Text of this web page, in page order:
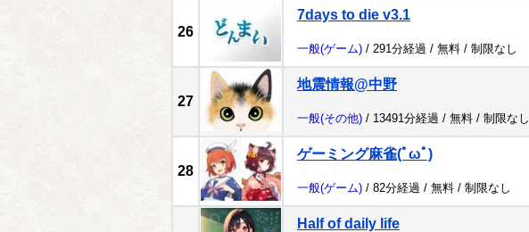
26
7days to die v3.1
一般(ゲーム) / 291分経過 / 無料 / 制限なし
27
地震情報@中野
一般(その他) / 13491分経過 / 無料 / 制限なし
28
ゲーミング麻雀(ﾟωﾟ)
一般(ゲーム) / 82分経過 / 無料 / 制限なし
Half of daily life